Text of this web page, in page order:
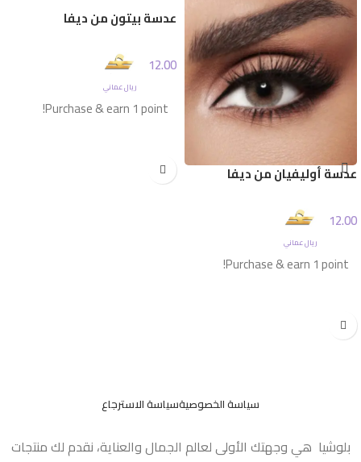
عدسة أوليفيان من ديفا
12.00
ريال عماني
Purchase & earn 1 point!
عدسة بيتون من ديفا
12.00
ريال عماني
Purchase & earn 1 point!
سياسة الخصوصيةسياسة الاسترجاع
بلوشيا هي وجهتك الأولى لعالم الجمال والعناية، نقدم لك منتجات